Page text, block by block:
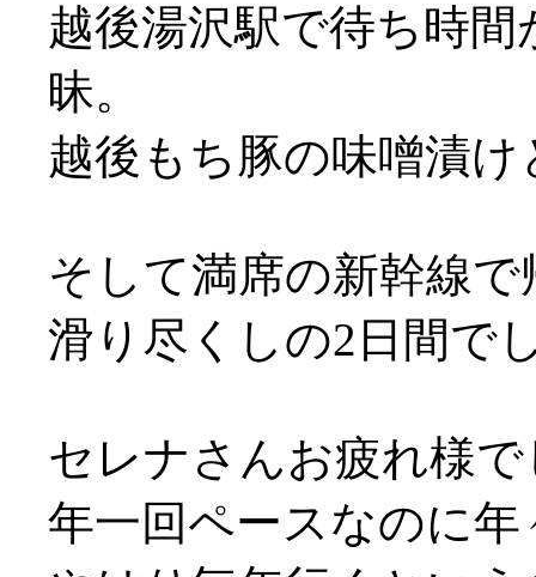
越後湯沢駅で待ち時
昧。
越後もち豚の味噌漬け
そして満席の新幹線で
滑り尽くしの2日間で
セレナさんお疲れ様
年一回ペースなのに